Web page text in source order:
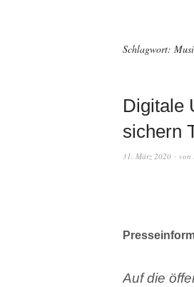
Schlagwort:
Digitale
sichern
31. März 2020 von
Auf die